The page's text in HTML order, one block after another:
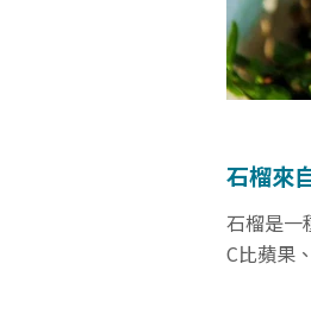
石榴來
石榴是一
C比蘋果